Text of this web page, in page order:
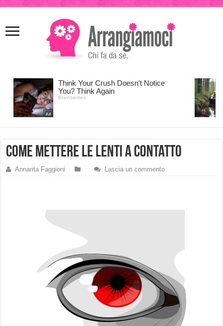
giriş
kingroyal
come mettere le lenti a contatto
Annarita Faggioni Lascia un commento